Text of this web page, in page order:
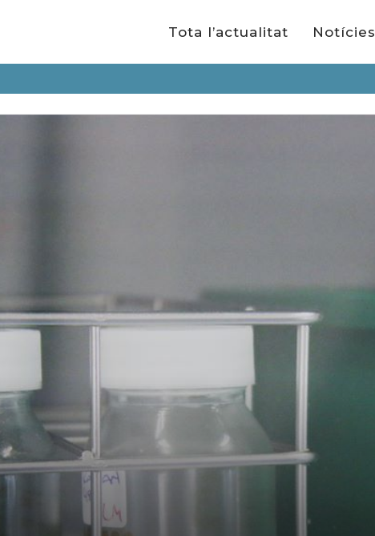
Tota l’actualitat Notícies